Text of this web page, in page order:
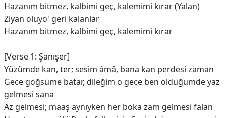
Hazanım bitmez, kalbimi geç, kalemimi kırar (Yalan)
Ziyan oluyo' geri kalanlar
Hazanım bitmez, kalbimi geç, kalemimi kırar
[Verse 1: Şanışer]
Yüzümde kan, ter; sesim âmâ, bana kan perdesi zaman
Gece göğsüme batar, dileğim o gece ben öldüğümde yaz
gelmesi sana
Az gelmesi; maaş aynıyken her boka zam gelmesi falan